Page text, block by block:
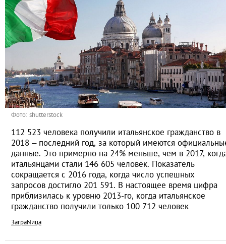
Фото: shutterstock
112 523 человека получили итальянское гражданство в
2018 – последний год, за который имеются
данные. Это примерно на 24% меньше, чем в 2017,
итальянцами стали 146 605 человек. Показатель
сокращается с 2016 года, когда число успешных
запросов достигло 201 591. В настоящее время цифра
приблизилась к уровню 2013-го, когда итальянское
гражданство получили только 100 712 человек
ЗаграNица